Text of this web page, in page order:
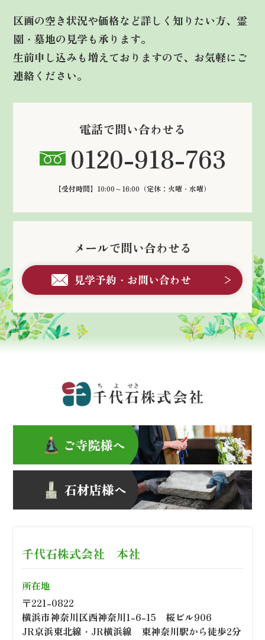
区画の空き状況や価格など詳しく知りたい方、霊
園・墓地の見学も承ります。
生前申し込みも増えておりますので、お気軽にご
連絡ください。
電話で問い合わせる
0120-918-763
【受付時間】10:00～16:00 （定休：火曜・水曜）
メールで問い合わせる
見学予約・お問い合わせ
千代石株式会社 本社
所在地
〒221-0822
横浜市神奈川区西神奈川1-6-15 桜ビル906
JR京浜東北線・JR横浜線 東神奈川駅から徒歩2分